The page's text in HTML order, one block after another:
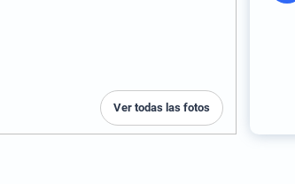
Ver todas las fotos